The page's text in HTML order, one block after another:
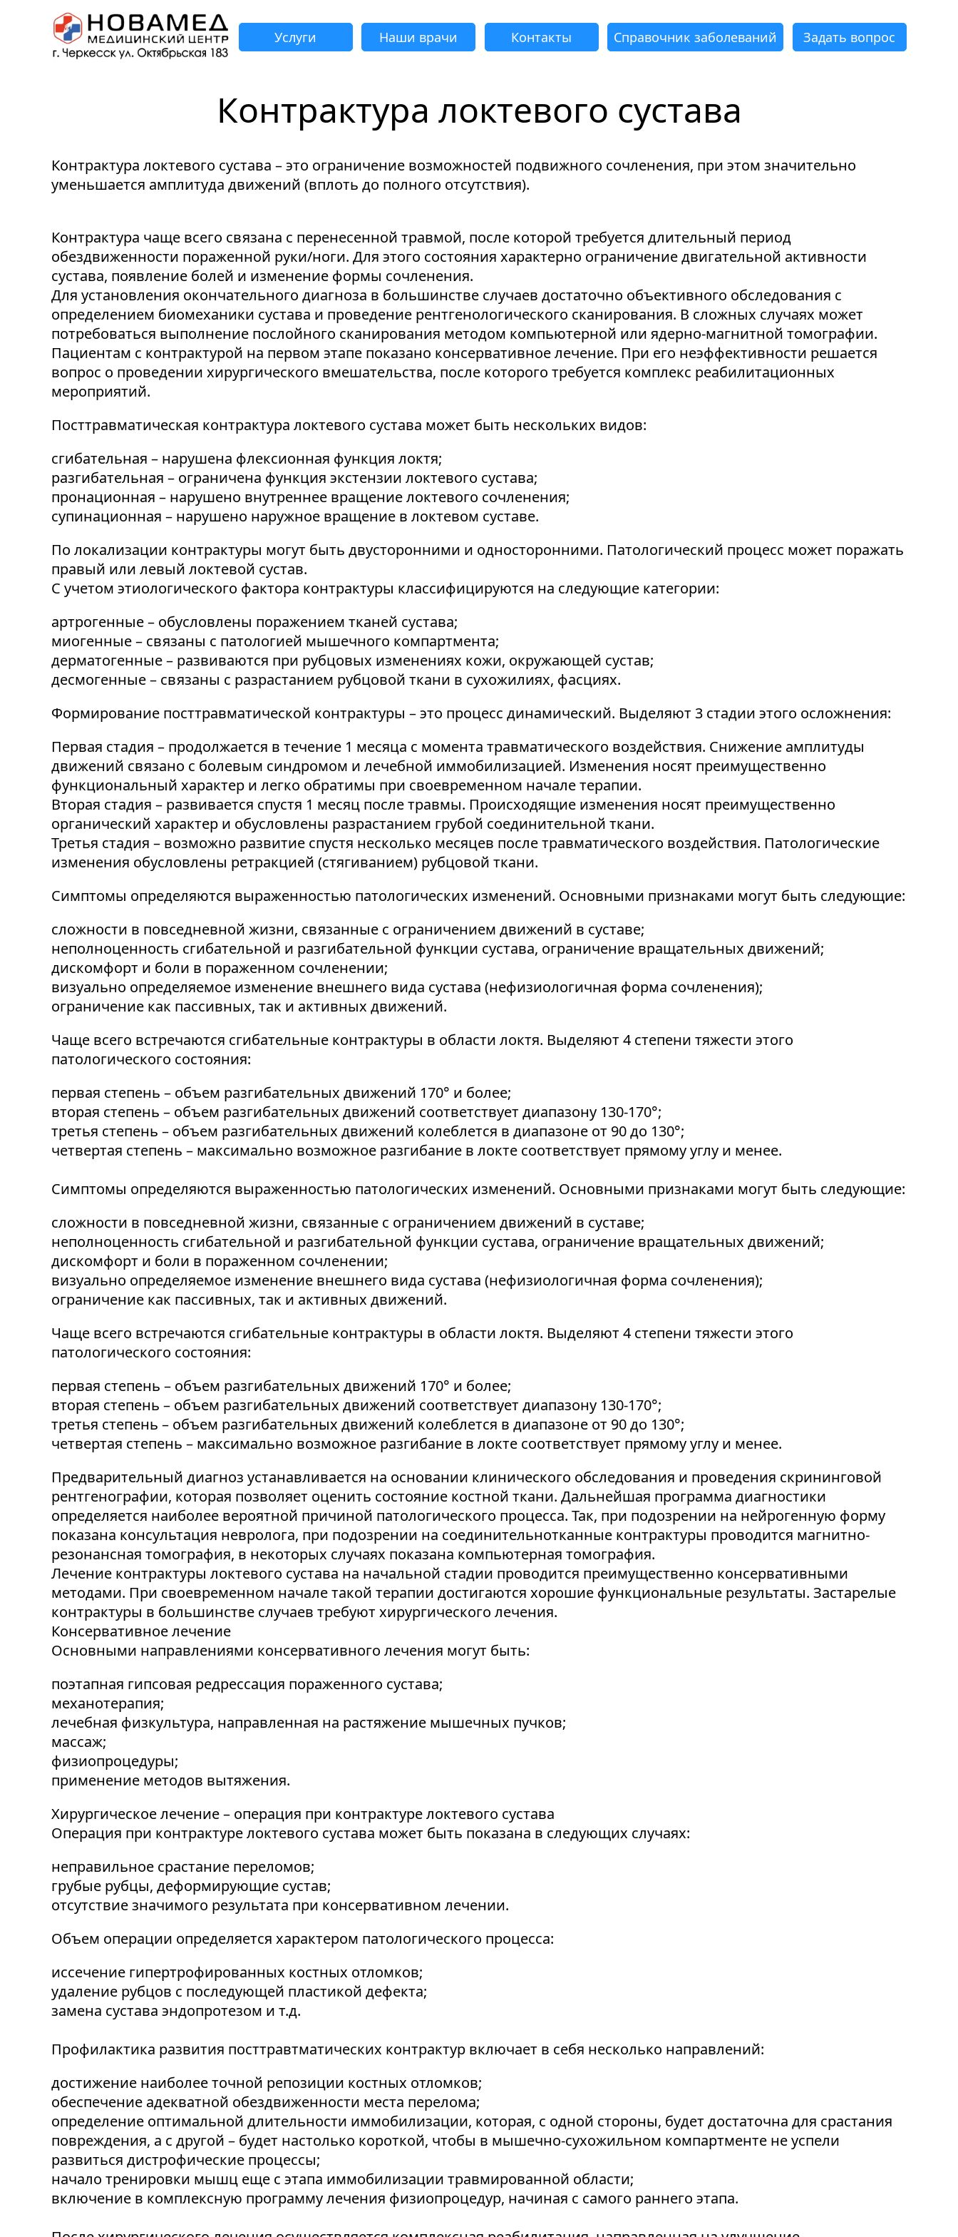
Услуги Наши врачи Контакты Справочник заболеваний Задать вопрос
Задать вопрос ×
Я принимаю"Cоглашение
об обработке персональных данных."
Отправить вопрос
Успешно ×
Мы свяжемся с вами в ближайшее время
Неудача ×
Некорректно введен номер телефона
Неудача ×
Отклонена капча
Неудача ×
Не введено имя или вопрос
Неудача ×
Не принято соглашение
Контрактура локтевого сустава
Контрактура локтевого сустава – это ограничение возможностей подвижного сочленения, при этом значительно
уменьшается амплитуда движений (вплоть до полного отсутствия).
Контрактура чаще всего связана с перенесенной травмой, после которой требуется длительный период
обездвиженности пораженной руки/ноги. Для этого состояния характерно ограничение двигательной активности
сустава, появление болей и изменение формы сочленения.
Для установления окончательного диагноза в большинстве случаев достаточно объективного обследования с
определением биомеханики сустава и проведение рентгенологического сканирования. В сложных случаях может
потребоваться выполнение послойного сканирования методом компьютерной или ядерно-магнитной томографии.
Пациентам с контрактурой на первом этапе показано консервативное лечение. При его неэффективности решается
вопрос о проведении хирургического вмешательства, после которого требуется комплекс реабилитационных
мероприятий.
Посттравматическая контрактура локтевого сустава может быть нескольких видов:
сгибательная – нарушена флексионная функция локтя;
разгибательная – ограничена функция экстензии локтевого сустава;
пронационная – нарушено внутреннее вращение локтевого сочленения;
супинационная – нарушено наружное вращение в локтевом суставе.
По локализации контрактуры могут быть двусторонними и односторонними. Патологический процесс может поражать
правый или левый локтевой сустав.
С учетом этиологического фактора контрактуры классифицируются на следующие категории:
артрогенные – обусловлены поражением тканей сустава;
миогенные – связаны с патологией мышечного компартмента;
дерматогенные – развиваются при рубцовых изменениях кожи, окружающей сустав;
десмогенные – связаны с разрастанием рубцовой ткани в сухожилиях, фасциях.
Формирование посттравматической контрактуры – это процесс динамический. Выделяют 3 стадии этого осложнения:
Первая стадия – продолжается в течение 1 месяца с момента травматического воздействия. Снижение амплитуды
движений связано с болевым синдромом и лечебной иммобилизацией. Изменения носят преимущественно
функциональный характер и легко обратимы при своевременном начале терапии.
Вторая стадия – развивается спустя 1 месяц после травмы. Происходящие изменения носят преимущественно
органический характер и обусловлены разрастанием грубой соединительной ткани.
Третья стадия – возможно развитие спустя несколько месяцев после травматического воздействия. Патологические
изменения обусловлены ретракцией (стягиванием) рубцовой ткани.
Симптомы определяются выраженностью патологических изменений. Основными признаками могут быть следующие:
сложности в повседневной жизни, связанные с ограничением движений в суставе;
неполноценность сгибательной и разгибательной функции сустава, ограничение вращательных движений;
дискомфорт и боли в пораженном сочленении;
визуально определяемое изменение внешнего вида сустава (нефизиологичная форма сочленения);
ограничение как пассивных, так и активных движений.
Чаще всего встречаются сгибательные контрактуры в области локтя. Выделяют 4 степени тяжести этого
патологического состояния:
первая степень – объем разгибательных движений 170° и более;
вторая степень – объем разгибательных движений соответствует диапазону 130-170°;
третья степень – объем разгибательных движений колеблется в диапазоне от 90 до 130°;
четвертая степень – максимально возможное разгибание в локте соответствует прямому углу и менее.
Симптомы определяются выраженностью патологических изменений. Основными признаками могут быть следующие:
сложности в повседневной жизни, связанные с ограничением движений в суставе;
неполноценность сгибательной и разгибательной функции сустава, ограничение вращательных движений;
дискомфорт и боли в пораженном сочленении;
визуально определяемое изменение внешнего вида сустава (нефизиологичная форма сочленения);
ограничение как пассивных, так и активных движений.
Чаще всего встречаются сгибательные контрактуры в области локтя. Выделяют 4 степени тяжести этого
патологического состояния:
первая степень – объем разгибательных движений 170° и более;
вторая степень – объем разгибательных движений соответствует диапазону 130-170°;
третья степень – объем разгибательных движений колеблется в диапазоне от 90 до 130°;
четвертая степень – максимально возможное разгибание в локте соответствует прямому углу и менее.
Предварительный диагноз устанавливается на основании клинического обследования и проведения скрининговой
рентгенографии, которая позволяет оценить состояние костной ткани. Дальнейшая программа диагностики
определяется наиболее вероятной причиной патологического процесса. Так, при подозрении на нейрогенную форму
показана консультация невролога, при подозрении на соединительнотканные контрактуры проводится магнитно-
резонансная томография, в некоторых случаях показана компьютерная томография.
Лечение контрактуры локтевого сустава на начальной стадии проводится преимущественно консервативными
методами. При своевременном начале такой терапии достигаются хорошие функциональные результаты. Застарелые
контрактуры в большинстве случаев требуют хирургического лечения.
Консервативное лечение
Основными направлениями консервативного лечения могут быть:
поэтапная гипсовая редрессация пораженного сустава;
механотерапия;
лечебная физкультура, направленная на растяжение мышечных пучков;
массаж;
физиопроцедуры;
применение методов вытяжения.
Хирургическое лечение – операция при контрактуре локтевого сустава
Операция при контрактуре локтевого сустава может быть показана в следующих случаях:
неправильное срастание переломов;
грубые рубцы, деформирующие сустав;
отсутствие значимого результата при консервативном лечении.
Объем операции определяется характером патологического процесса:
иссечение гипертрофированных костных отломков;
удаление рубцов с последующей пластикой дефекта;
замена сустава эндопротезом и т.д.
Профилактика развития посттравтматических контрактур включает в себя несколько направлений:
достижение наиболее точной репозиции костных отломков;
обеспечение адекватной обездвиженности места перелома;
определение оптимальной длительности иммобилизации, которая, с одной стороны, будет достаточна для срастания
повреждения, а с другой – будет настолько короткой, чтобы в мышечно-сухожильном компартменте не успели
развиться дистрофические процессы;
начало тренировки мышц еще с этапа иммобилизации травмированной области;
включение в комплексную программу лечения физиопроцедур, начиная с самого раннего этапа.